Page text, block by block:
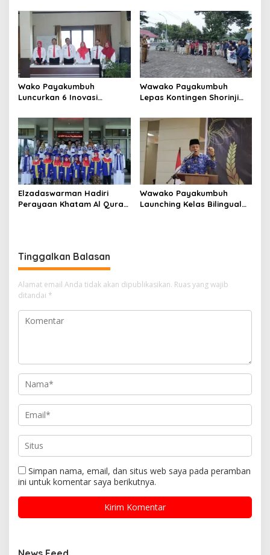
Pengadilan Tinggi Padang
Wako Payakumbuh
Luncurkan 6 Inovasi
Kelola Pemerintahan
Wawako Payakumbuh
Lepas Kontingen Shorinji
Kejurnaswil
Elzadaswarman Hadiri
Perayaan Khatam Al Quran
Wawako Payakumbuh
Launching Kelas Bilingual
Tinggalkan Balasan
Alamat email Anda tidak akan dipublikasikan. Ruas yang wajib
ditandai *
Simpan nama, email, dan situs web saya pada peramban
ini untuk komentar saya berikutnya.